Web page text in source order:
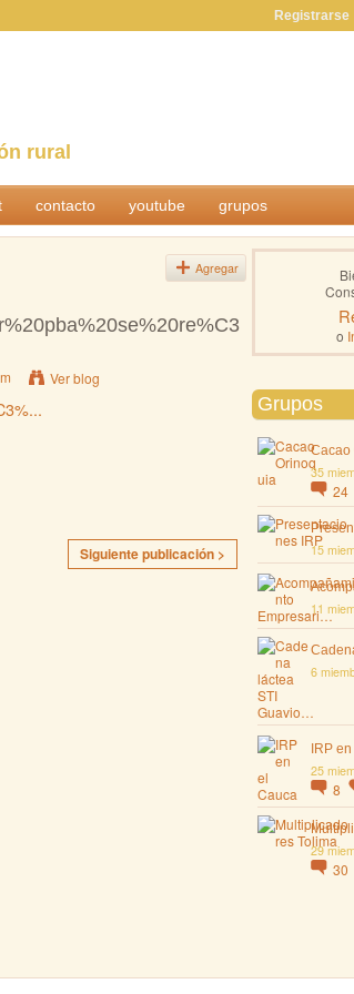
Registrarse
rural
contacto youtube grupos
Agregar
Ver blog
Siguiente publicación >
o
Grupos
Cacao
35
24
15
11
6
IRP
25
8
29
30